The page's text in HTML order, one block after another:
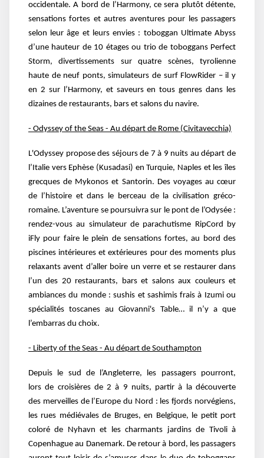
occidentale. A bord de l’Harmony, ce sera plutôt détente,
sensationsfortes et autres aventures pour les passagers
selon leur âge et leurs envies : toboggan Ultimate Abyss
d’une hauteur de 10 étages ou trio de toboggans Perfect
Storm, divertissements sur quatre scènes, tyrolienne
haute de neuf ponts, simulateurs de surf FlowRider – il y
en 2 sur l’Harmony, et saveurs en tous genres dans les
dizaines de restaurants, bars et salons du navire.
- Odyssey of the Seas - Au départ de Rome (Civitavecchia)
L'Odyssey propose des séjours de 7 à 9 nuits au départ de
l’Italie vers Ephèse (Kusadasi) enTurquie, Naples et les îles
grecques de Mykonos et Santorin. Des voyages au cœur
de l’histoire et dans le berceau de la civilisation gréco-
romaine. L’aventure se poursuivra sur le pont de l’Odysée :
rendez-vous au simulateur de parachutisme RipCord by
iFly pour faire le plein de sensations fortes,au bord des
piscines intérieures et extérieures pour des moments plus
relaxants avent d’aller boire un verre etse restaurer dans
l’un des 20 restaurants, bars et salonsaux couleurs et
ambiances du monde : sushis et sashimis frais à Izumi ou
spécialités toscanes auGiovanni's Table… il n’y a que
l’embarras du choix.
- Liberty of the Seas - Au départ de Southampton
Depuis le sud de l’Angleterre, les passagers pourront,
lorsde croisières de 2 à 9 nuits, partir à la découverte
des merveilles de l’Europe du Nord : les fjords norvégiens,
les rues médiévales de Bruges, en Belgique, le petit port
coloréde Nyhavn et les charmants jardins de Tivoli à
Copenhagueau Danemark. De retour à bord, les passagers